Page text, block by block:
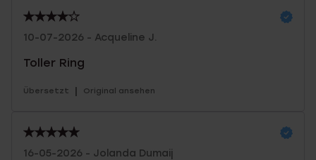
10-07-2026 - Acqueline J.
Toller Ring
Übersetzt | Original ansehen
16-05-2026 - Jolanda Dumaij